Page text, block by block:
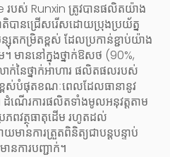
បស់ Runxin ត្រូវបានផលិតយ៉ាង
បានជ្រើសរើសដោយប្រុងប្រយ័ត្ន
តកម្រិតខ្ពស់ ដែលប្រកាន់ខ្ជាប់យ៉ាង
មាននៅក្នុងថ្នាក់ឱសថ (90%,
ក់នៃថ្នាក់អាហារ ផលិតផលរបស់
ខ្ពស់បំផុតខណៈពេលដែលធានានូវ
ដំណើរការផលិតទាំងមូលអនុវត្តតាម
ពវត្ថុធាតុដើម រហូតដល់
មានការត្រួតពិនិត្យជាបន្តបន្ទាប់
ការបញ្ជាក់។